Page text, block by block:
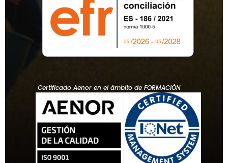
Certificado Aenor en el ámbito de FORMACIÓN